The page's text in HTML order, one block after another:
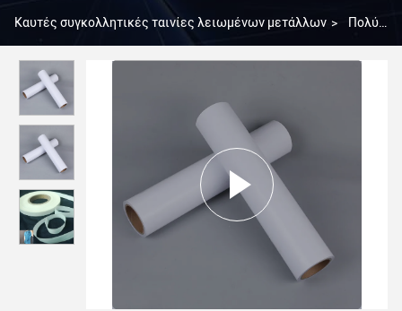
Καυτές συγκολλητικές ταινίες λειωμένων μετάλλων > Πολύ
πολυουρεθάνιου καυτό για τα πουκάμισα 1,37 μέτρα πλάτους